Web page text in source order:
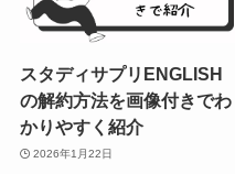
スタディサプリENGLISH
の解約方法を画像付きでわ
かりやすく紹介
2026年1月22日